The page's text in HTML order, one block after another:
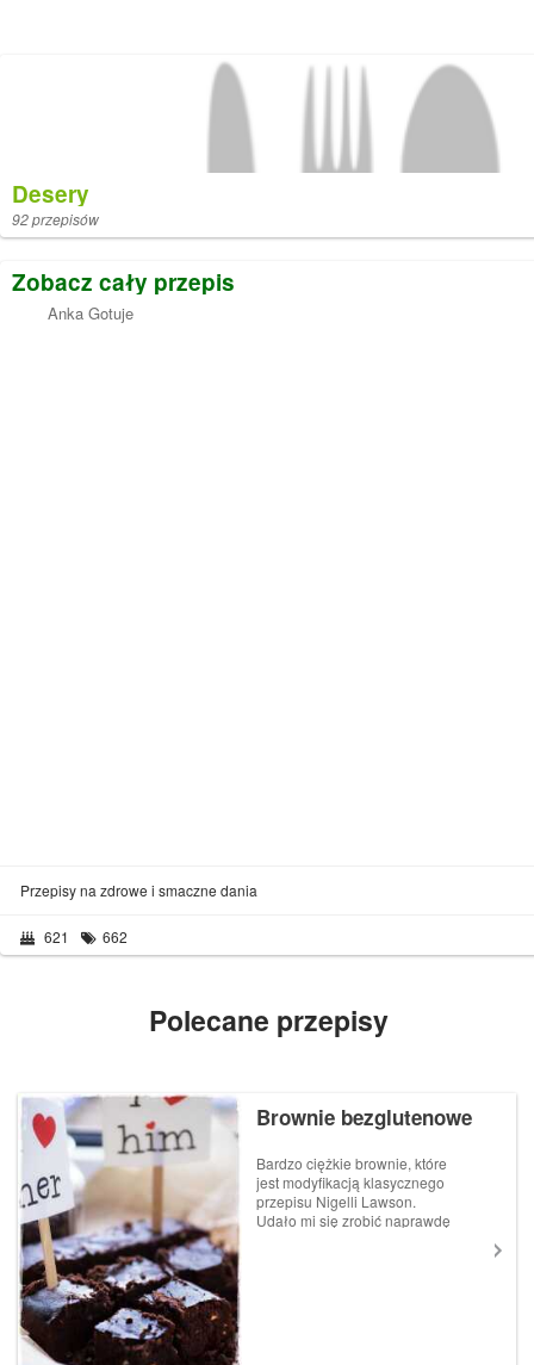
Desery
92 przepisów
Zobacz cały przepis
Anka Gotuje
Przepisy na zdrowe i smaczne dania
621 662
Polecane przepisy
Brownie bezglutenowe
Bardzo ciężkie brownie, które
jest modyfikacją klasycznego
przepisu Nigelli Lawson.
Udało mi się zrobić naprawdę